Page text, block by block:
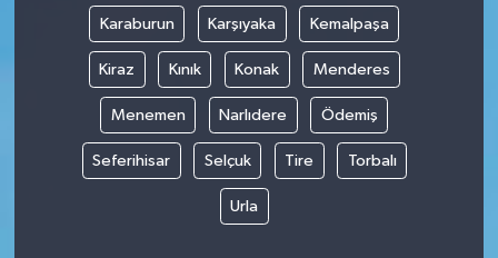
Karaburun Karşıyaka Kemalpaşa
Kiraz Kınık Konak Menderes
Menemen Narlıdere Ödemiş
Seferihisar Selçuk Tire Torbalı
Urla